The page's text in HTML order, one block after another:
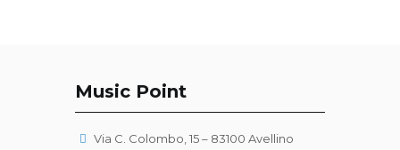
Music Point
Via C. Colombo, 15 – 83100 Avellino